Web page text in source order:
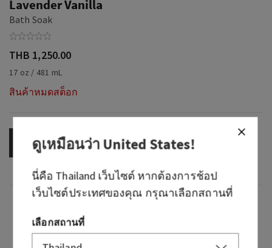
Lavender Vanilla
Bath Soak
THB 1,250.00
17 oz / 481 mL
สินค้าหมดสต็อก
OUT OF STOCK
ดูเหมือนว่าUnited States!
นี่คือ Thailand เว็บไซต์ หากต้องการช้อป
เว็บไซต์ประเทศของคุณ กรุณาเลือกสถานที่
เลือกสถานที่